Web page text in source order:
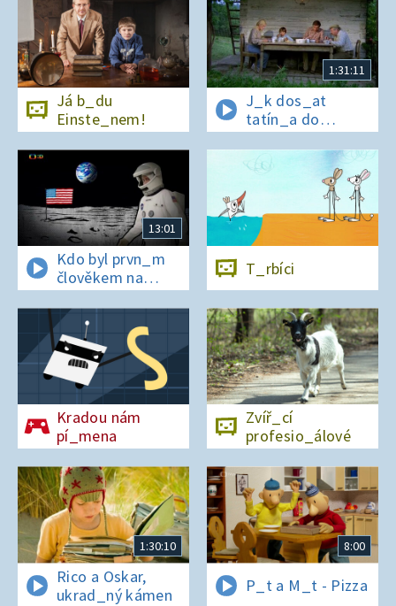
Já b_du
Einste_nem!
1:31:11
J_k dos_at
tatín_a do
polepš_vny
13:01
Kdo byl prvn_m
člověkem na
Měs_ci?
T_rbíci
Kradou nám
pí_mena
Zvíř_cí
profesio_álové
1:30:10
Rico a Oskar,
ukrad_ný kámen
8:00
P_t a M_t - Pizza